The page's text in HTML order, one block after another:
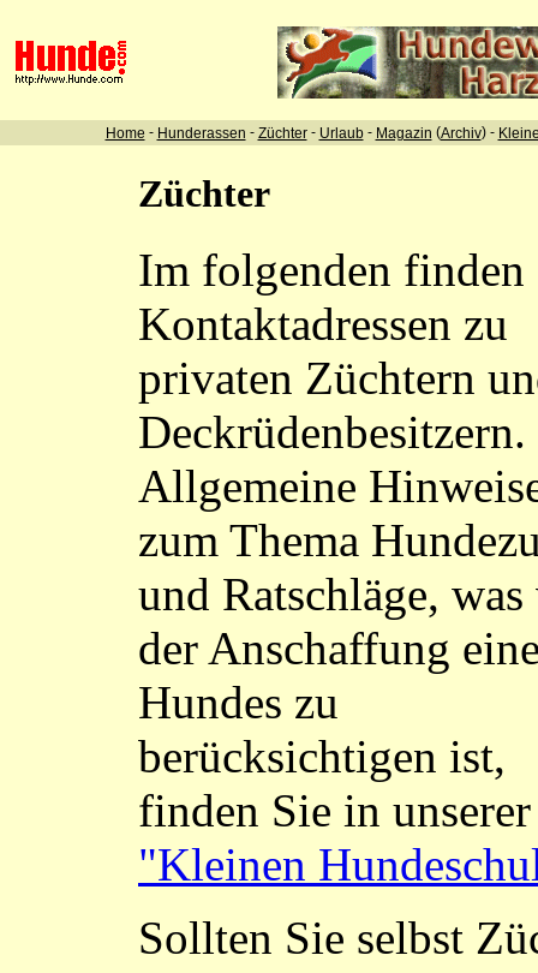
Home - Hunderassen - Züchter- Urlaub- Magazin (Archiv) -
Züchter
Im folgenden finden
Kontaktadressen zu
privaten Züchtern
Deckrüdenbesitzern.
Allgemeine
zum Thema
und Ratschläge,
der Anschaffung
Hundes zu
berücksichtigen ist,
finden Sie in unserer
"Kleinen
Sollten Sie selbst